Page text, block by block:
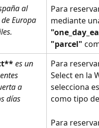
al
Europa
Para
mediante
"parcel"
es un
a
días
Para
Select en la
selecciona
como tipo
Para